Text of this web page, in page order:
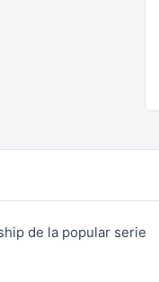
de la popular serie